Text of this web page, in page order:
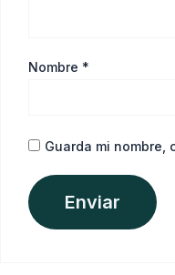
Nombre *
Guarda mi nombre,